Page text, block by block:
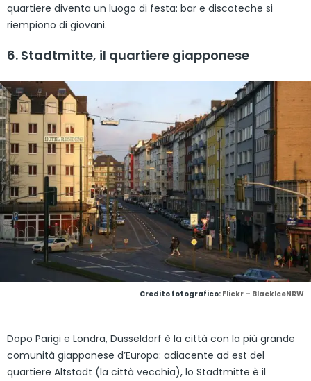
quartiere diventa un luogo di festa: bar e discoteche si
riempiono di giovani.
6. Stadtmitte, il quartiere giapponese
Credito fotografico: Flickr – BlackIceNRW
Dopo Parigi e Londra, Düsseldorf è la città con la più grande
comunità giapponese d’Europa: adiacente ad est del
quartiere Altstadt (la città vecchia), lo Stadtmitte è il